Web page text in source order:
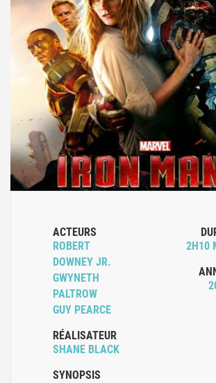
ACTEURS
ROBERT
DOWNEY JR.
GWYNETH
PALTROW
GUY PEARCE
RÉALISATEUR
SHANE BLACK
2H10
SYNOPSIS